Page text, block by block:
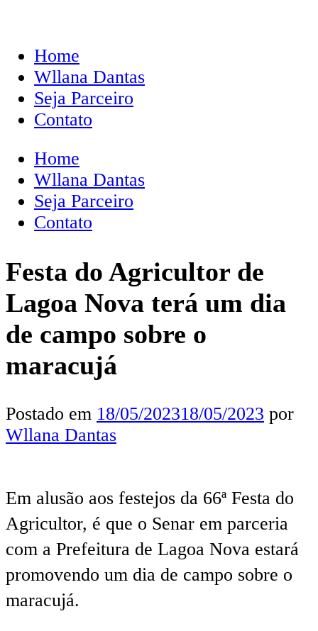
Home
Wllana Dantas
Seja Parceiro
Contato
Home
Wllana Dantas
Seja Parceiro
Contato
Festa do Agricultor de
Lagoa Nova terá um dia
de campo sobre o
maracujá
Postado em 18/05/202318/05/2023 por
Wllana Dantas
Em alusão aos festejos da 66ª Festa do
Agricultor, é que o Senar em parceria
com a Prefeitura de Lagoa Nova estará
promovendo um dia de campo sobre o
maracujá.